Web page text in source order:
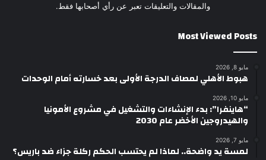
والمقالات والتعليقات تعبر عن رأي أصحابها فقط.
Most Viewed Posts
مايو 8, 2026
هبوط الأهلي لمصاف الدرجة الأولى بعد خسارته أمام الوحدات
مايو 10, 2026
“هاينفرا”: بدء الإنشاءات والتشغيل في مشروع الأمونيا
والهيدروجين الأخضر عام 2030
مايو 7, 2026
لمسة يد واضحة.. لماذا لم يحتسب الحكم ركلة جزاء ضد باريس؟